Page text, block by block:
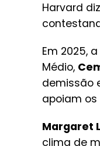
Harvard
Em 2025,
Médio,
demissão
apoiam os
Margaret
clima de